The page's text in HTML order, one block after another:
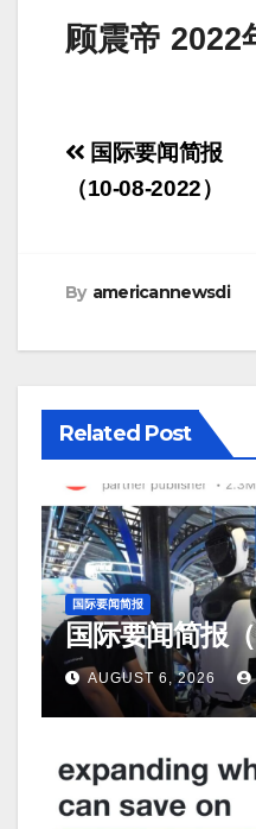
顾震帝 2022
Post
navigation
国际要闻简报
（10-08-2022）
By americannewsdi
Related Post
国际要闻简报
国际要闻简报
AUGUST 6, 2026